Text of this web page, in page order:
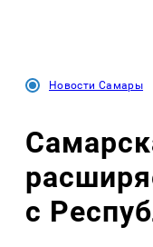
Новости Самары
с